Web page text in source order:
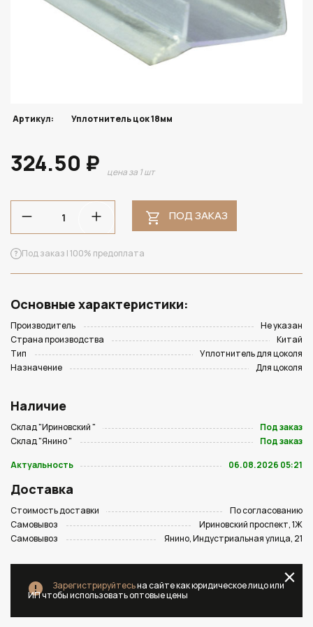
Артикул: Уплотнитель цок 18мм
324.50 ₽ цена за 1 шт
ПОД ЗАКАЗ
Под заказ | 100% предоплата
Основные характеристики:
Производитель
Не указан
Страна производства
Китай
Тип
Уплотнитель для цоколя
Назначение
Для цоколя
Наличие
Склад "Ириновский "
Под заказ
Склад "Янино "
Под заказ
Актуальность
06.08.2026 05:21
Доставка
Стоимость доставки
По согласованию
Самовывоз
Ириновский проспект, 1Ж
Самовывоз
Янино, Индустриальная улица, 21
Зарегистрируйтесьна сайте как юридическое лицо или
ИП чтобы использовать оптовые цены